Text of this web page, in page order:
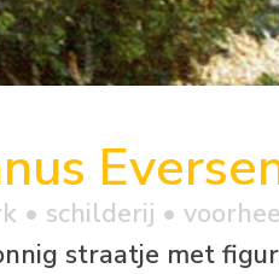
• schilderij •
straatje met